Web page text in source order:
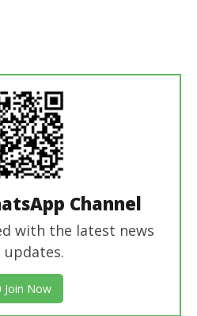
Channel
with the latest news
updates.
Join Now